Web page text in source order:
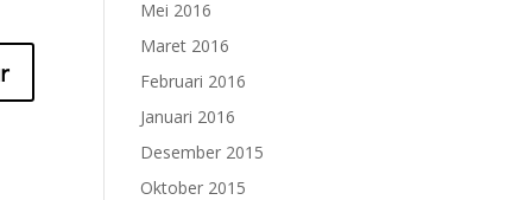
Mei 2016
Maret 2016
Februari 2016
Januari 2016
Desember 2015
Oktober 2015